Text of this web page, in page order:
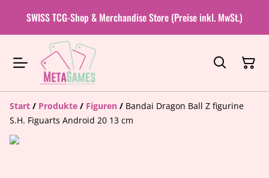
SWISS TCG-Shop & Merchandise Store (Preise inkl. MwSt.)
Start / Produkte / Figuren / Bandai Dragon Ball Z figurine
S.H. Figuarts Android 20 13 cm